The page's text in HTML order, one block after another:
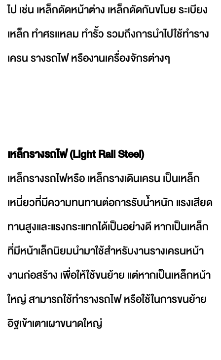
ไป เช่น เหล็กดัดหน้าต่าง เหล็กดัดกันขโมย ระเบียง
เหล็ก ทำศรเเหลม ทำรั้ว รวมถึงการนำไปใช้ทำราง
เครน รางรถไฟ หรืองานเครื่องจักรต่างๆ
เหล็กรางรถไฟ (Light Rail Steel)
เหล็กรางรถไฟหรือ เหล็กรางเดินเครน เป็นเหล็ก
เหนี่ยวที่มีความทนทานต่อการรับน้ำหนัก แรงเสียด
ทานสูงและแรงกระแทกได้เป็นอย่างดี หากเป็นเหล็ก
ที่มีหน้าเล็กนิยมนำมาใช้สำหรับงานรางเครนหน้า
งานก่อสร้าง เพื่อให้ใช้ขนย้าย แต่หากเป็นเหล็กหน้า
ใหญ่ สามารถใช้ทำรางรถไฟ หรือใช้ในการขนย้าย
อิฐเข้าเตาเผาขนาดใหญ่